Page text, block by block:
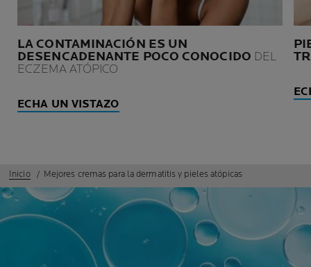
LA CONTAMINACIÓN ES UN
DESENCADENANTE POCO CONOCIDO DEL
ECZEMA ATÓPICO
ECHA UN VISTAZO
Inicio Mejores cremas para la dermatitis y pieles atópicas